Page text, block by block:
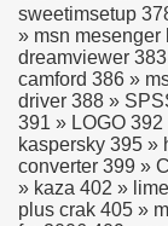
sweetimsetup
» msn mesenger
dreamviewer
camford 386 »
driver 388 »
391 » LOGO
kaspersky 395 »
converter 399 »
» kaza 402 »
plus crak 405 »